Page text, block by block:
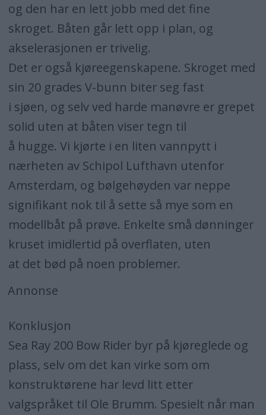
og den har en lett jobb med det fine
skroget. Båten går lett opp i plan, og
akselerasjonen er trivelig.
Det er også kjøreegenskapene. Skroget med
sin 20 grades V-bunn biter seg fast
i sjøen, og selv ved harde manøvre er grepet
solid uten at båten viser tegn til
å hugge. Vi kjørte i en liten vannpytt i
nærheten av Schipol Lufthavn utenfor
Amsterdam, og bølgehøyden var neppe
signifikant nok til å sette så mye som en
modellbåt på prøve. Enkelte små dønninger
kruset imidlertid på overflaten, uten
at det bød på noen problemer.
Annonse
Konklusjon
Sea Ray 200 Bow Rider byr på kjøreglede og
plass, selv om det kan virke som om
konstruktørene har levd litt etter
valgspråket til Ole Brumm. Spesielt når man